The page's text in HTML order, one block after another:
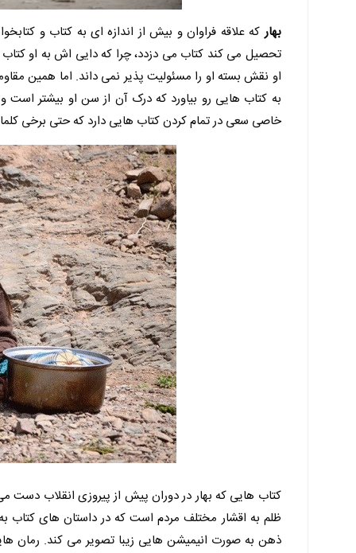
بهار که علاقه فراوان و بیش از اندازه ای به کتاب و
تحصیل می کند کتاب می دزدد، چرا که دایی اش به او
او نقش بسته او را مسئولیت پذیر نمی داند. اما همین
به کتاب هایی رو بیاورد که درک آن از سن او بیشتر
خاصی سعی در تمام کردن کتاب هایی دارد که حتی برخی
کتاب هایی که بهار در دوران پیش از پیروزی انقلاب دست
ظلم به اقشار مختلف مردم است که در داستان های کتاب
ذهن به صورت انیمیشن هایی زیبا تصویر می کند. رمان